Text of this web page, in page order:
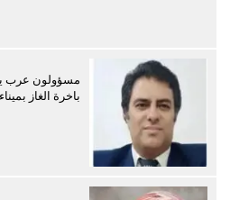
مسؤولون عرب
باخرة الغاز